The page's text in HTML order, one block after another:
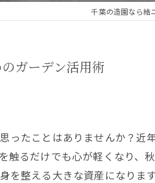
千葉の造園なら結
ガーデン活用術
ったことはありませんか？
触るだけでも心が軽くなり、
を整える大きな資産になり